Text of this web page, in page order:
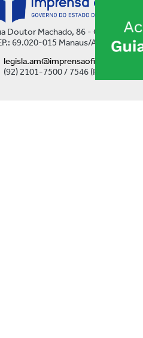
Doutor Machado, 86 - Centro
69.020-015 Manaus/AM
legisla.am@imprensaoficial.am.gov.br
(92) 2101-7500 / 7546 (Ramal)